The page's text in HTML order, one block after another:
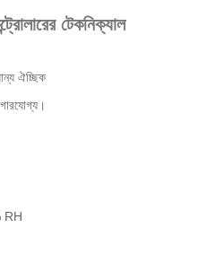
টেকনিক্যাল
ঐচ্ছিক
RH